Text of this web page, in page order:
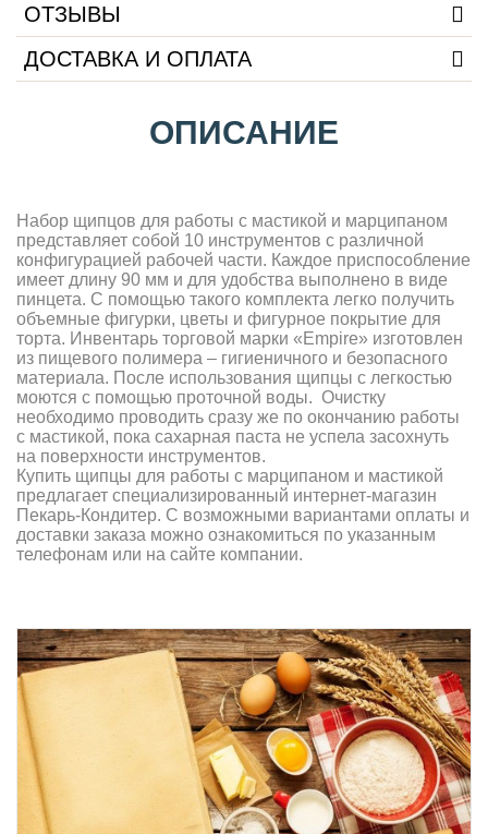
ОТЗЫВЫ
ДОСТАВКА И ОПЛАТА
ОПИСАНИЕ
Набор щипцов для работы с мастикой и марципаном
представляет собой 10 инструментов с различной
конфигурацией рабочей части. Каждое приспособление
имеет длину 90 мм и для удобства выполнено в виде
пинцета. С помощью такого комплекта легко получить
объемные фигурки, цветы и фигурное покрытие для
торта. Инвентарь торговой марки «Empire» изготовлен
из пищевого полимера – гигиеничного и безопасного
материала. После использования щипцы с легкостью
моются с помощью проточной воды. Очистку
необходимо проводить сразу же по окончанию работы
с мастикой, пока сахарная паста не успела засохнуть
на поверхности инструментов.
Купить щипцы для работы с марципаном и мастикой
предлагает специализированный интернет-магазин
Пекарь-Кондитер. С возможными вариантами оплаты и
доставки заказа можно ознакомиться по указанным
телефонам или на сайте компании.